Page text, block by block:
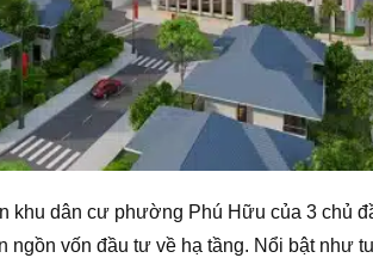
khu dân cư phường Phú Hữu của 3 chủ
vốn đầu tư về hạ tầng. Nổi bật như